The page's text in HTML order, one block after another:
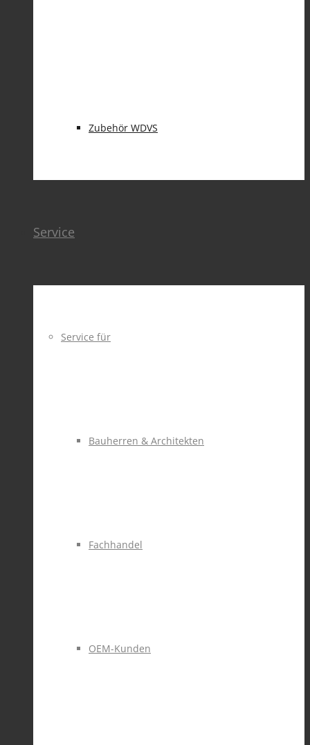
Zubehör WDVS
Service
Service für
Bauherren & Architekten
Fachhandel
OEM-Kunden